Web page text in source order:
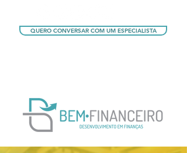
QUERO CONVERSAR COM UM ESPECIALISTA